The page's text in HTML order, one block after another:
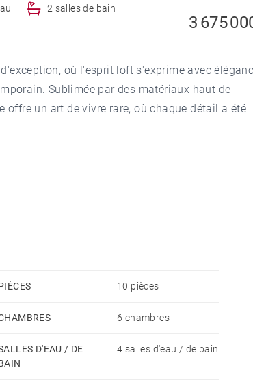
2 salles de bain
3 675
où l'esprit loft s'exprime avec
Sublimée par des matériaux haut de
un art de vivre rare, où chaque détail a été
hauteur sous plafond, les généreuses
unique. Les espaces de réception,
de la plage et des commerces.
et fonctionnalité.
expérience de vie exclusive. Accessible toute
de détente, dans une ambiance
10 pièces
6 chambres
D'EAU / DE
4 salles d'eau / de bain